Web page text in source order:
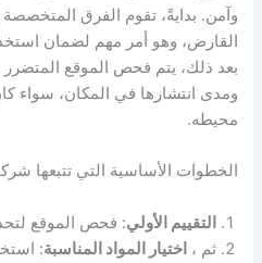
وآمن. بدايةً، تقوم الفرق
القارض، وهو أمر مهم لضمان
بعد ذلك، يتم فحص الموقع المتضرر
ومدى انتشارها في المكان، سواء
محيطه.
الخطوات الأساسية التي تتبعها
التقييم الأولي: فحص الموقع
ثم ، اختيار المواد المناسبة: